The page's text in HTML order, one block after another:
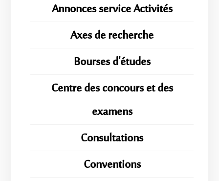
Annonces service Activités
Axes de recherche
Bourses d'études
Centre des concours et des
examens
Consultations
Conventions